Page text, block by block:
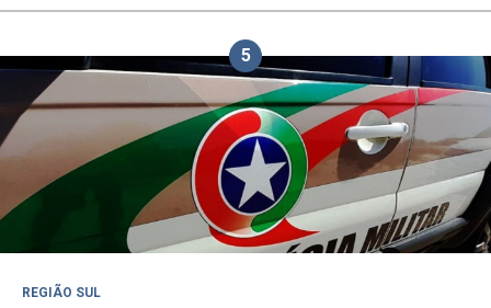
5
REGIÃO SUL